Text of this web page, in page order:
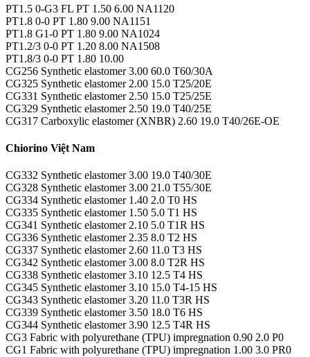
PT1.5 0-G3 FL PT 1.50 6.00 NA1120
PT1.8 0-0 PT 1.80 9.00 NA1151
PT1.8 G1-0 PT 1.80 9.00 NA1024
PT1.2/3 0-0 PT 1.20 8.00 NA1508
PT1.8/3 0-0 PT 1.80 10.00
CG256 Synthetic elastomer 3.00 60.0 T60/30A
CG325 Synthetic elastomer 2.00 15.0 T25/20E
CG331 Synthetic elastomer 2.50 15.0 T25/25E
CG329 Synthetic elastomer 2.50 19.0 T40/25E
CG317 Carboxylic elastomer (XNBR) 2.60 19.0 T40/26E-OE
Chiorino Việt Nam
CG332 Synthetic elastomer 3.00 19.0 T40/30E
CG328 Synthetic elastomer 3.00 21.0 T55/30E
CG334 Synthetic elastomer 1.40 2.0 T0 HS
CG335 Synthetic elastomer 1.50 5.0 T1 HS
CG341 Synthetic elastomer 2.10 5.0 T1R HS
CG336 Synthetic elastomer 2.35 8.0 T2 HS
CG337 Synthetic elastomer 2.60 11.0 T3 HS
CG342 Synthetic elastomer 3.00 8.0 T2R HS
CG338 Synthetic elastomer 3.10 12.5 T4 HS
CG345 Synthetic elastomer 3.10 15.0 T4-15 HS
CG343 Synthetic elastomer 3.20 11.0 T3R HS
CG339 Synthetic elastomer 3.50 18.0 T6 HS
CG344 Synthetic elastomer 3.90 12.5 T4R HS
CG3 Fabric with polyurethane (TPU) impregnation 0.90 2.0 P0
CG1 Fabric with polyurethane (TPU) impregnation 1.00 3.0 PR0